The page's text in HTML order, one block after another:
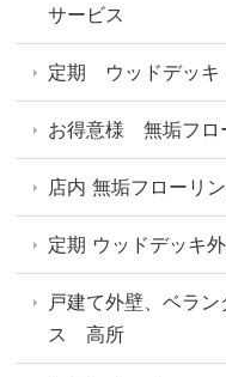
サービス
定期 ウッドデッキ
お得意様 無垢フロ
店内 無垢フローリ
定期 ウッドデッキ
戸建て外壁、ベラ
ス 高所